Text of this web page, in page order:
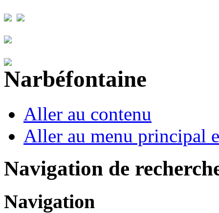
Aller au contenu
Aller au menu principal
Navigation de
Navigation